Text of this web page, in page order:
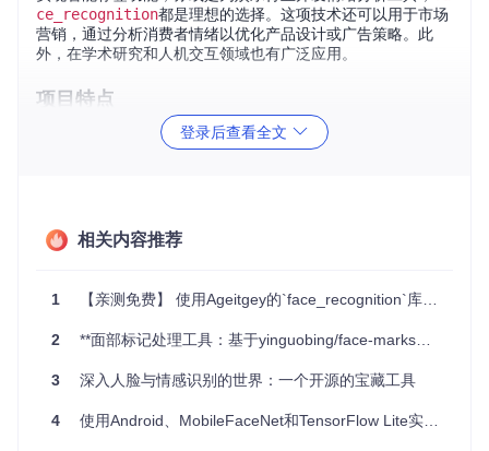
ce_recognition都是理想的选择。这项技术还可以用于市场
营销，通过分析消费者情绪以优化产品设计或广告策略。此
外，在学术研究和人机交互领域也有广泛应用。
项目特点
face_recognition的API设计简洁，使用者只
灵活性：提供预训练模型的同时，允许用户自定义并训练
新的情绪检测模型，满足个性化需求。
配置的虚拟机快速启动项目。
的开发者社区，不断更新改进，确保稳定性和性能。
想要体验基于深度学习的面部识别与情感检测的强大功能吗？
更人性化的视觉理解能力。
登录后查看全文
相关内容推荐
1 【亲测免费】 使用Ageitgey的`face_recognition`库：深度学习驱动的人脸识别技术
2 **面部标记处理工具：基于yinguobing/face-marks的深度学习实践**
3 深入人脸与情感识别的世界：一个开源的宝藏工具
4 使用Android、MobileFaceNet和TensorFlow Lite实现实时人脸识别